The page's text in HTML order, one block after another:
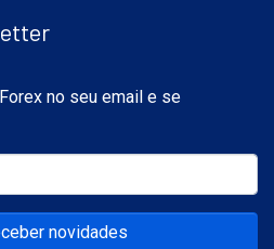
no seu email e se
novidades